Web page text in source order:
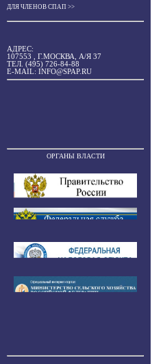
ДЛЯ ЧЛЕНОВ СПАП >>
АДРЕС:
107553 , Г.МОСКВА, А/Я 37
ТЕЛ. (495) 726-84-88
E-MAIL: INFO@SPAP.RU
ОРГАНЫ ВЛАСТИ